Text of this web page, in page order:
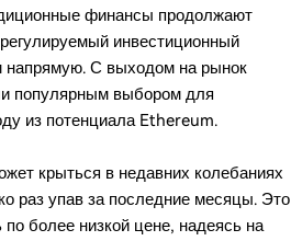
финансы продолжают
инвестиционный
напрямую. С выходом на рынок
популярным выбором для
из потенциала Ethereum.
крыться в недавних колебаниях
раз упав за последние месяцы. Это
более низкой цене, надеясь на